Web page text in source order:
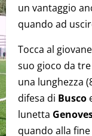
un vantaggio
quando ad
Tocca al giovane
suo gioco da
una lunghezza
difesa di Busco
lunetta
quando alla